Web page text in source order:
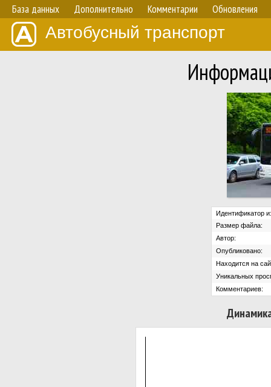
База данных Дополнительно Комментарии Обновления
Автобусный транспорт
Идентификатор
Размер файла:
Автор:
Опубликовано:
Находится на
Уникальных
Комментариев: